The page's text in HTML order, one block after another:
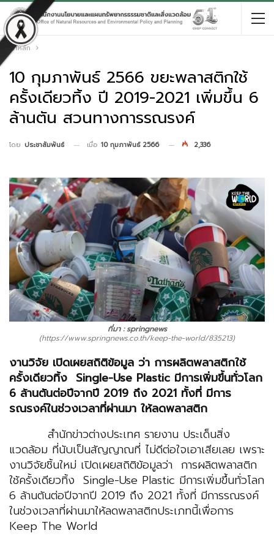
หน้าหลัก
10 กุมภาพันธ์ 2566 ขยะพลาสติกใช้
ครั้งเดียวทิ้ง ปี 2019-2021 เพิ่มขึ้น 6
ล้านตัน สวนทางการรณรงค์
โดย ประชาสัมพันธ์ เมื่อ 10 กุมภาพันธ์ 2566 2,336
ที่มา : springnews
(https://www.springnews.co.th/keep-the-world/835213)
งานวิจัย เปิดเผยสถิติข้อมูล ว่า การผลิตพลาสติกใช้
ครั้งเดียวทิ้ง Single-Use Plastic มีการเพิ่มขึ้นทั่วโลก
6 ล้านตันต่อปีจากปี 2019 ถึง 2021 ทั้งที่ มีการ
รณรงค์ในช่วงเวลาที่ผ่านมา ให้ลดพลาสติก
สำนักข่าวต่างประเทศ รายงาน ประเด็นสิ่ง
แวดล้อม ที่นับเป็นสัญญาณที่ ไม่ดีต่อใจเอาเสียเลย เพราะ
งานวิจัยชิ้นใหม่ เปิดเผยสถิติข้อมูลว่า การผลิตพลาสติก
ใช้ครั้งเดียวทิ้ง Single-Use Plastic มีการเพิ่มขึ้นทั่วโลก
6 ล้านตันต่อปีจากปี 2019 ถึง 2021 ทั้งที่ มีการรณรงค์
ในช่วงเวลาที่ผ่านมาให้ลดพลาสติกประเภทนี้เพื่อการ
Keep The World